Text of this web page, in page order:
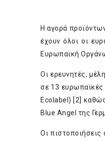
Η αγορά
έχουν όλοι οι
Ευρωπαϊκή
Οι ερευνητές,
σε 13 ευρωπαϊκές
Ecolabel) [2]
Blue Angel της
Οι πιστοποιήσεις